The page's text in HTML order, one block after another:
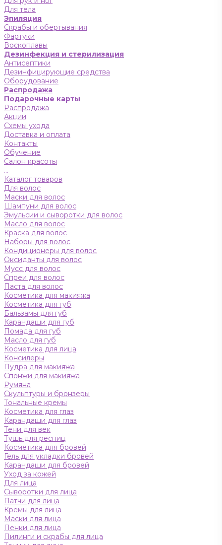
Для тела
Эпиляция
Скрабы и обертывания
Фартуки
Воскоплавы
Дезинфекция и стерилизация
Антисептики
Дезинфицирующие средства
Оборудование
Распродажа
Подарочные карты
Распродажа
Акции
Схемы ухода
Доставка и оплата
Контакты
Обучение
Салон красоты
...
Каталог товаров
Для волос
Маски для волос
Шампуни для волос
Эмульсии и сыворотки для волос
Масло для волос
Краска для волос
Наборы для волос
Кондиционеры для волос
Оксиданты для волос
Мусс для волос
Спреи для волос
Паста для волос
Косметика для макияжа
Косметика для губ
Бальзамы для губ
Карандаши для губ
Помада для губ
Масло для губ
Косметика для лица
Консилеры
Пудра для макияжа
Спонжи для макияжа
Румяна
Скульптуры и бронзеры
Тональные кремы
Косметика для глаз
Карандаши для глаз
Тени для век
Тушь для ресниц
Косметика для бровей
Гель для укладки бровей
Карандаши для бровей
Уход за кожей
Для лица
Сыворотки для лица
Патчи для лица
Кремы для лица
Маски для лица
Пенки для лица
Пилинги и скрабы для лица